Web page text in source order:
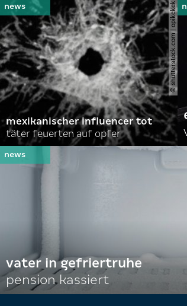
© shutterstock.com | opikckck
mexikanischer influencer tot
täter feuerten auf opfer
vater in gefriertruhe
pension kassiert